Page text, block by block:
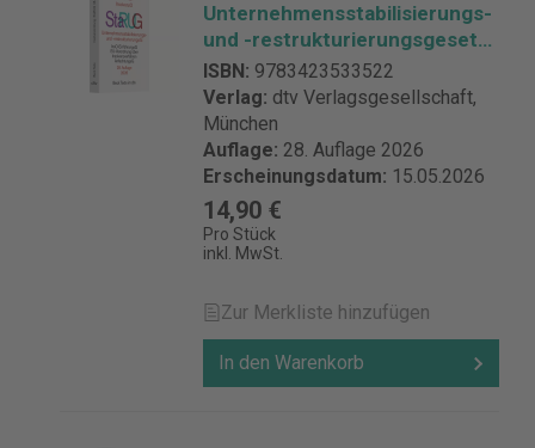
Unternehmensstabilisierungs-
und -restrukturierungsgesetz:
InsO / StaRUG (dtv 53352)
ISBN: 9783423533522
Verlag: dtv Verlagsgesellschaft,
München
Auflage: 28. Auflage 2026
Erscheinungsdatum: 15.05.2026
14,90 €
Pro Stück
inkl. MwSt.
Zur Merkliste hinzufügen
In den Warenkorb